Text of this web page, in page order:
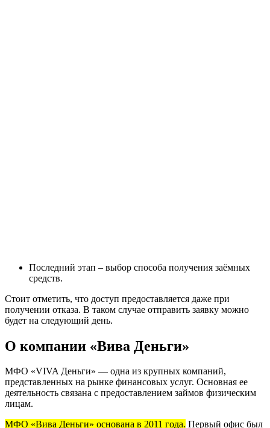
Последний этап – выбор способа получения заёмных
средств.
Стоит отметить, что доступ предоставляется даже при
получении отказа. В таком случае отправить заявку можно
будет на следующий день.
О компании «Вива Деньги»
МФО «VIVA Деньги» — одна из крупных компаний,
представленных на рынке финансовых услуг. Основная ее
деятельность связана с предоставлением займов физическим
лицам.
МФО «Вива Деньги» основана в 2011 года. Первый офис был